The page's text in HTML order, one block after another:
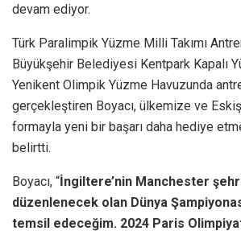
devam ediyor.
Türk Paralimpik Yüzme Milli Takımı
Büyükşehir Belediyesi Kentpark Kapalı
Yenikent Olimpik Yüzme Havuzunda
gerçekleştiren Boyacı, ülkemize ve
formayla yeni bir başarı daha hediye
belirtti.
Boyacı, “İngiltere’nin Manchester
düzenlenecek olan Dünya
temsil edeceğim. 2024 Paris